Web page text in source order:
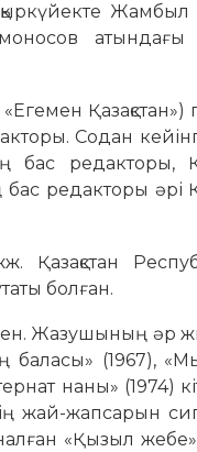
атындағы
Қазақстан»)
Содан кейінгі
редакторы,
редакторы әрі
Қазақстан
болған.
Жазушының әр
баласы» (1967),
наны» (1974)
жай-жапсарын
«Қызыл